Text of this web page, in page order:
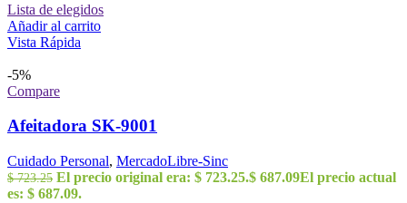
Lista de elegidos
Añadir al carrito
Vista Rápida
-5%
Compare
Afeitadora SK-9001
Cuidado Personal, MercadoLibre-Sinc
$723.25 El precio original era: $ 723.25.$ 687.09El precio actual
es: $ 687.09.